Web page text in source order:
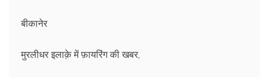
बीकानेर
मुरलीधर इलाक़े में फ़ायरिंग की खबर,